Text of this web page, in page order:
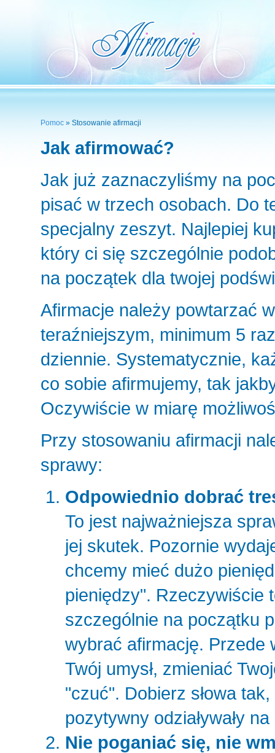
Pomoc » Stosowanie afirmacji
Jak afirmować?
Jak już zaznaczyliśmy na
pisać w trzech osobach. Do
specjalny zeszyt. Najlepiej
który ci się szczególnie
na początek dla twojej
Afirmacje należy powtarzać
teraźniejszym, minimum 5
dziennie. Systematycznie,
co sobie afirmujemy, tak
Oczywiście w miarę
Przy stosowaniu afirmacji
sprawy:
Odpowiednio dobrać
To jest najważniejsza
jej skutek. Pozornie
chcemy mieć dużo
pieniędzy". Rzeczywiście
szczególnie na początku
wybrać afirmację. Przede
Twój umysł, zmieniać
"czuć". Dobierz słowa
pozytywny odziaływały
Nie poganiać się, nie